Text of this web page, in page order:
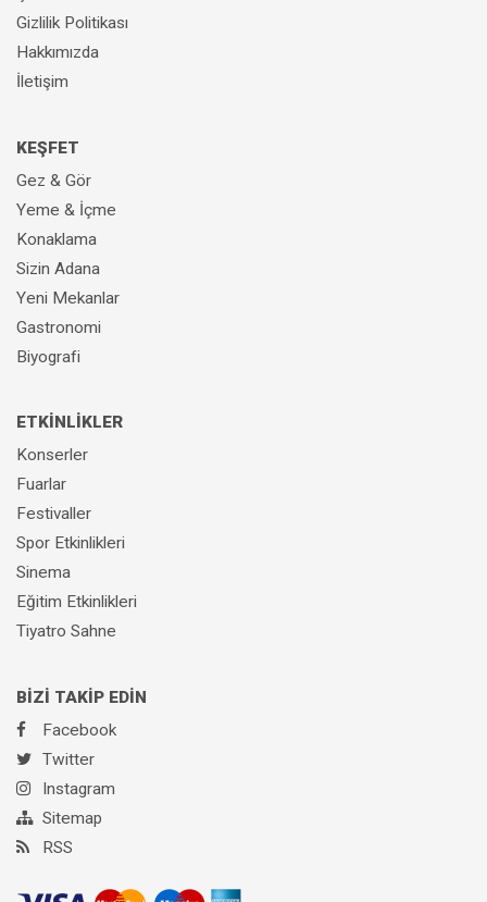
Gizlilik Politikası
Hakkımızda
İletişim
KEŞFET
Gez & Gör
Yeme & İçme
Konaklama
Sizin Adana
Yeni Mekanlar
Gastronomi
Biyografi
ETKİNLİKLER
Konserler
Fuarlar
Festivaller
Spor Etkinlikleri
Sinema
Eğitim Etkinlikleri
Tiyatro Sahne
BİZİ TAKİP EDİN
Facebook
Twitter
Instagram
Sitemap
RSS